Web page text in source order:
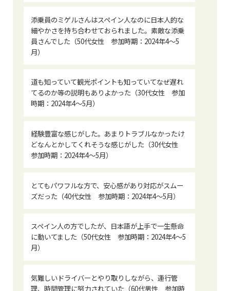
添乗員のミゲルさんはスペイン人なのに日本人的な
細やかさを持ち合わせておられました。素敵な添乗
員さんでした（50代女性 参加時期：2024年4〜5
月）
道も知っていて観光ポイントも知っていてなぜ遅れ
てるのか等の説明もありよかった（30代女性 参加
時期：2024年4〜5月）
経験豊富な感じがした。あまりトラブルなかったけ
どなんとかしてくれそうな感じがした（30代女性
参加時期：2024年4〜5月）
とてもパワフルな方で、安心感があり対応がスムー
ズだった（40代女性 参加時期：2024年4〜5月）
スペイン人の方でしたが、日本語が上手で一生懸命
に動いてました（50代女性 参加時期：2024年4〜5
月）
気難しいドライバーとやり取りしながら、運行管
理、時間管理に努力されていた（60代男性 参加時